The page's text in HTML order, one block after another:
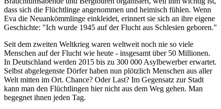
dass sich die Flüchtlinge angenommen und heimisch fühlen. Wenn
Eva die Neuankömmlinge einkleidet, erinnert sie sich an ihre eigene
Geschichte: "Ich wurde 1945 auf der Flucht aus Schlesien geboren."
Seit dem zweiten Weltkrieg waren weltweit noch nie so viele
Menschen auf der Flucht wie heute - insgesamt über 50 Millionen.
In Deutschland werden 2015 bis zu 300 000 Asylbewerber erwartet.
Selbst abgelegenste Dörfer haben nun plötzlich Menschen aus aller
Welt mitten im Ort. Chance? Oder Last? Im Gegensatz zur Stadt
kann man den Flüchtlingen hier nicht aus dem Weg gehen. Man
begegnet ihnen jeden Tag.